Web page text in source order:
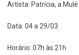
Artista: Patrícia, a
Data: 04 a 29/03
Horário: 07h às 21h